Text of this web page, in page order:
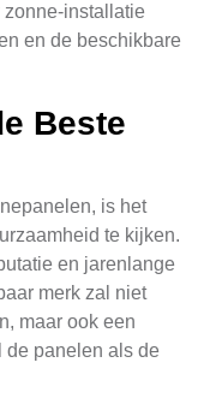
zonne-installatie
en de beschikbare
Beste
is het
te kijken.
en jarenlange
merk zal niet
maar ook een
de panelen als de